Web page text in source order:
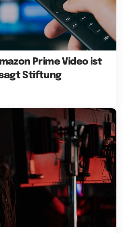
Prime Video ist
Stiftung